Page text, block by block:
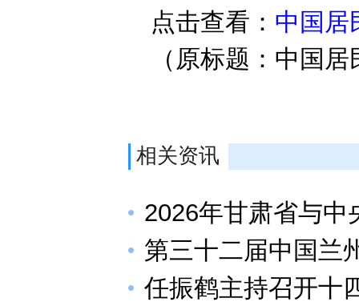
点击查看： 中国居
（原标题：中国
相关资讯
2026年甘肃省与中
第三十二届中国兰
任振鹤主持召开十